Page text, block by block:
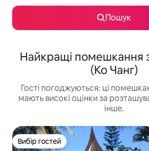
Пошук
Найкращі помешкання
(Ко Чанг)
Гості погоджуються: ці
мають високі оцінки за
інше.
Вибір гостей
Вибір гостей